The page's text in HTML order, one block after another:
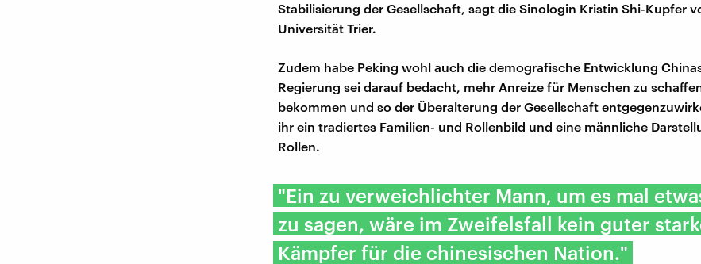
Stabilisierung der Gesellschaft, sagt die Sinologin Kristin Shi-Kupfer
Universität Trier.
Zudem habe Peking wohl auch die demografische Entwicklung
Regierung sei darauf bedacht, mehr Anreize für Menschen zu
bekommen und so der Überalterung der Gesellschaft
ihr ein tradiertes Familien- und Rollenbild und eine männliche
Rollen.
"Ein zu verweichlichter Mann, um es mal
zu sagen, wäre im Zweifelsfall kein guter
Kämpfer für die chinesischen Nation."